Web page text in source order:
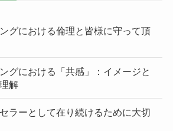
グにおける倫理と皆様に守って頂
グにおける「共感」：イメージと
解
ラーとして在り続けるために大切